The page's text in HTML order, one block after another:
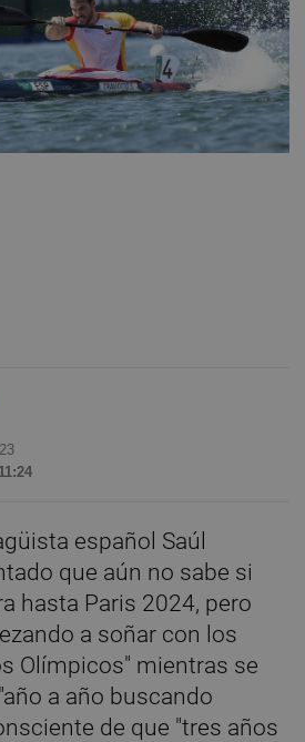
español Saúl
que aún no sabe si
hasta Paris 2024, pero
a soñar con los
Olímpicos" mientras se
a año buscando
de que "tres años